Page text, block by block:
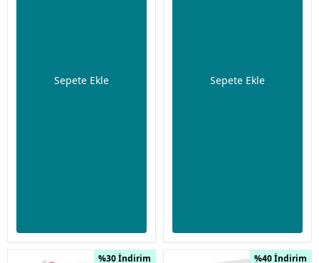
Sepete Ekle Sepete Ekle
%30 İndirim %40 İndirim